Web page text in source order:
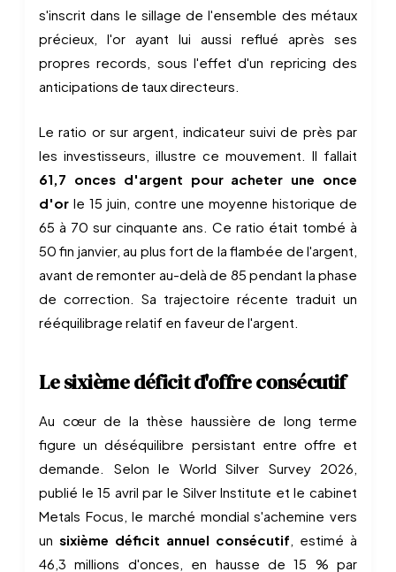
s'inscrit dans le sillage de l'ensemble des métaux
précieux, l'or ayant lui aussi reflué après ses
propres records, sous l'effet d'un repricing des
anticipations de taux directeurs.
Le ratio or sur argent, indicateur suivi de près par
les investisseurs, illustre ce mouvement. Il fallait
61,7 onces d'argent pour acheter une once
d'or le 15 juin, contre une moyenne historique de
65 à 70 sur cinquante ans. Ce ratio était tombé à
50 fin janvier, au plus fort de la flambée de l'argent,
avant de remonter au-delà de 85 pendant la phase
de correction. Sa trajectoire récente traduit un
rééquilibrage relatif en faveur de l'argent.
Le sixième déficit d'offre consécutif
Au cœur de la thèse haussière de long terme
figure un déséquilibre persistant entre offre et
demande. Selon le World Silver Survey 2026,
publié le 15 avril par le Silver Institute et le cabinet
Metals Focus, le marché mondial s'achemine vers
un sixième déficit annuel consécutif, estimé à
46,3 millions d'onces, en hausse de 15 % par